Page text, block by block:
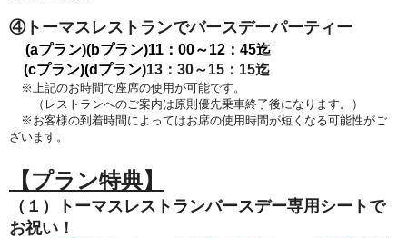
④トーマスレストランでバースデーパーティー
(aプラン)(bプラン)11：00～12：45迄
(cプラン)(dプラン)13：30～15：15迄
※上記のお時間で座席の使用が可能です。
（レストランへのご案内は原則優先乗車終了後になります。）
※お客様の到着時間によってはお席の使用時間が短くなる可能性がご
ざいます。
【プラン特典】
（１）トーマスレストランバースデー専用シートで
お祝い！